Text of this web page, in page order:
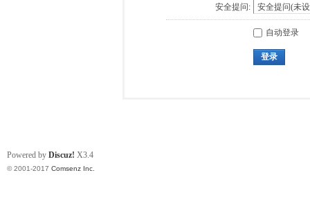
安全提问:
自动登录
登录
Powered by Discuz! X3.4
© 2001-2017 Comsenz Inc.